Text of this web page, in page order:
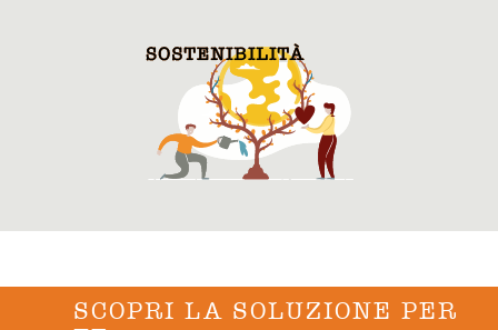
SCOPRI LA SOLUZIONE PER